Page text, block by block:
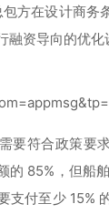
方在设计商务
融资导向的优化
要符合政策要
的 85%，但船
支付至少 15%